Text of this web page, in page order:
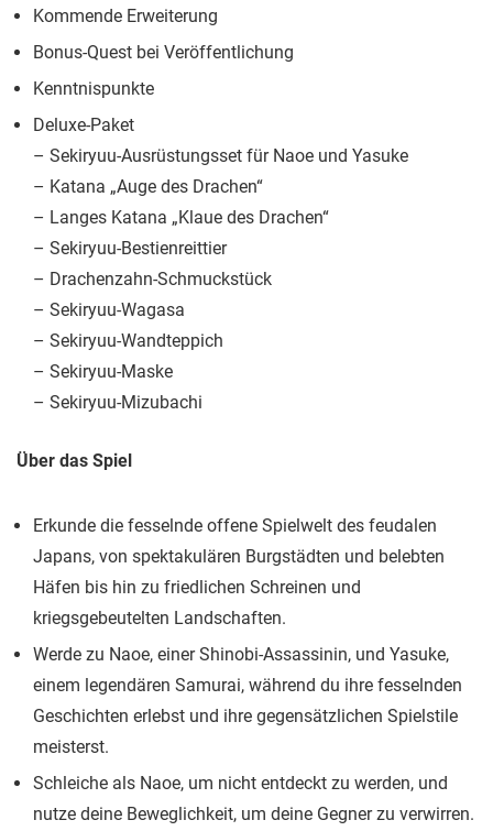
Kommende Erweiterung
Bonus-Quest bei Veröffentlichung
Kenntnispunkte
Deluxe-Paket
– Sekiryuu-Ausrüstungsset für Naoe und Yasuke
– Katana „Auge des Drachen“
– Langes Katana „Klaue des Drachen“
– Sekiryuu-Bestienreittier
– Drachenzahn-Schmuckstück
– Sekiryuu-Wagasa
– Sekiryuu-Wandteppich
– Sekiryuu-Maske
– Sekiryuu-Mizubachi
Über das Spiel
Erkunde die fesselnde offene Spielwelt des feudalen
Japans, von spektakulären Burgstädten und belebten
Häfen bis hin zu friedlichen Schreinen und
kriegsgebeutelten Landschaften.
Werde zu Naoe, einer Shinobi-Assassinin, und Yasuke,
einem legendären Samurai, während du ihre fesselnden
Geschichten erlebst und ihre gegensätzlichen Spielstile
meisterst.
Schleiche als Naoe, um nicht entdeckt zu werden, und
nutze deine Beweglichkeit, um deine Gegner zu verwirren.